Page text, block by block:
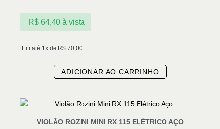
Em até 1x de R$ 70,00
R$64,40 à vista
ADICIONAR AO CARRINHO
VIOLÃO ROZINI MINI RX 115 ELÉTRICO AÇO